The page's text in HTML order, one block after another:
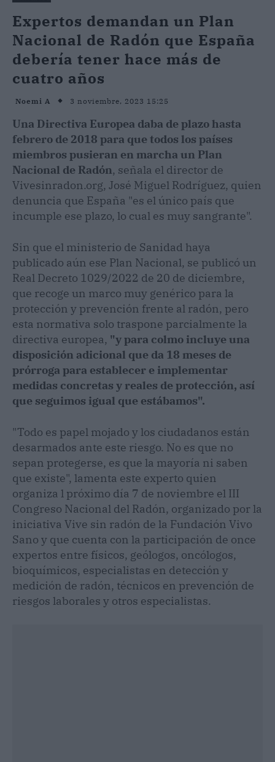
Expertos demandan un Plan
Nacional de Radón que España
debería tener hace más de
cuatro años
Noemi A 3 noviembre, 2023 15:25
Una Directiva Europea daba de plazo hasta
febrero de 2018 para que todos los países
miembros pusieran en marcha un Plan
Nacional de Radón, señala el director de
Vivesinradon.org, José Miguel Rodríguez, quien
denuncia que España "es el único país que
incumple ese plazo, lo cual es muy sangrante".
Sin que el ministerio de Sanidad haya
publicado aún ese Plan Nacional, se publicó un
Real Decreto 1029/2022 de 20 de diciembre,
que recoge un marco muy genérico para la
protección y prevención frente al radón, pero
esta normativa solo traspone parcialmente la
directiva europea, "y para colmo incluye una
disposición adicional que da 18 meses de
prórroga para establecer e implementar
medidas concretas y reales de protección, así
que seguimos igual que estábamos".
"Todo es papel mojado y los ciudadanos están
desarmados ante este riesgo. No es que no
sepan protegerse, es que la mayoría ni saben
que existe", lamenta este experto quien
organiza l próximo día 7 de noviembre el III
Congreso Nacional del Radón, organizado por la
iniciativa Vive sin radón de la Fundación Vivo
Sano y que cuenta con la participación de once
expertos entre físicos, geólogos, oncólogos,
bioquímicos, especialistas en detección y
medición de radón, técnicos en prevención de
riesgos laborales y otros especialistas.